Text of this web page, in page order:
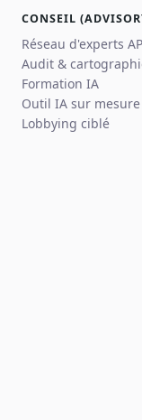
CONSEIL
Réseau d'experts AP
Audit &
Formation IA
Outil IA sur mesure
Lobbying ciblé